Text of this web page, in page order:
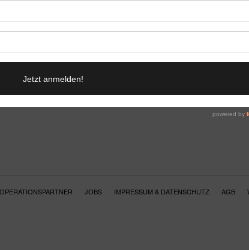
JOBS IMPRESSUM & DATENSCHUTZ AGB